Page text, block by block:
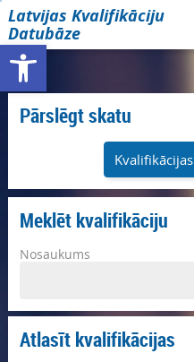
Open toolbar
Latvijas Kvalifikāciju
Datubāze
Pārslēgt skatu
Kvalifikācijas
Meklēt kvalifikāciju
Nosaukums
Atlasīt kvalifikācijas